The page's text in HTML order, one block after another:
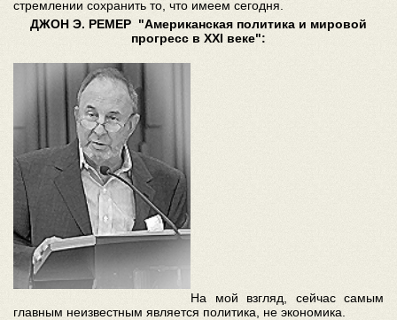
стремлении сохранить то, что имеем сегодня.
ДЖОН Э. РЕМЕР "Американская политика и мировой
прогресс в XXI веке":
На мой взгляд, сейчас самым
главным неизвестным является политика, не экономика.